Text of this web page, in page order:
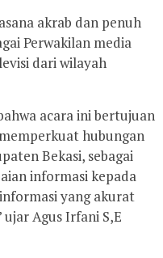
akrab dan penuh
Perwakilan media
dari wilayah
acara ini bertujuan
hubungan
Bekasi, sebagai
informasi kepada
yang akurat
Agus Irfani S,E